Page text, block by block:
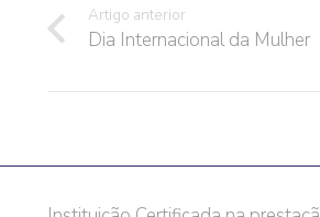
Artigo anterior
Dia Internacional da Mulher